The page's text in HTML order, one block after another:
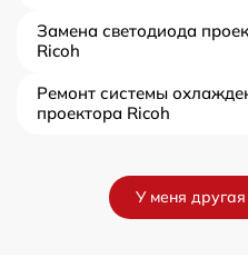
Замена светодиода
Ricoh
Ремонт системы
проектора Ricoh
У меня